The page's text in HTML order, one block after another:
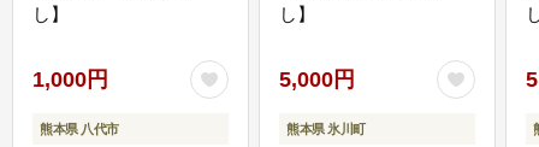
し】
1,000円
熊本県 八代市
し】
5,000円
熊本県 氷川町